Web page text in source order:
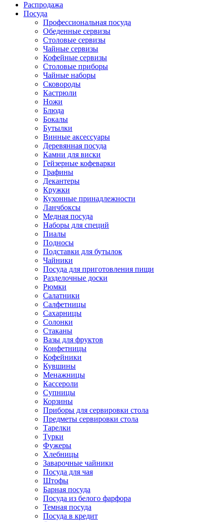
Распродажа
Посуда
Профессиональная посуда
Обеденные сервизы
Столовые сервизы
Чайные сервизы
Кофейные сервизы
Столовые приборы
Чайные наборы
Сковороды
Кастрюли
Ножи
Блюда
Бокалы
Бутылки
Винные аксессуары
Деревянная посуда
Камни для виски
Гейзерные кофеварки
Графины
Декантеры
Кружки
Кухонные принадлежности
Ланчбоксы
Медная посуда
Наборы для специй
Пиалы
Подносы
Подставки для бутылок
Чайники
Посуда для приготовления пищи
Разделочные доски
Рюмки
Салатники
Салфетницы
Сахарницы
Солонки
Стаканы
Вазы для фруктов
Конфетницы
Кофейники
Кувшины
Менажницы
Кассероли
Супницы
Корзины
Приборы для сервировки стола
Предметы сервировки стола
Тарелки
Турки
Фужеры
Хлебницы
Заварочные чайники
Посуда для чая
Штофы
Барная посуда
Посуда из белого фарфора
Темная посуда
Посуда в кредит